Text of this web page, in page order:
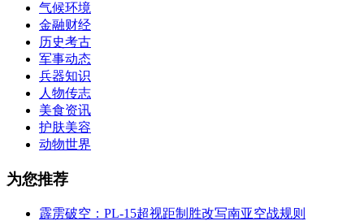
气候环境
金融财经
历史考古
军事动态
兵器知识
人物传志
美食资讯
护肤美容
动物世界
为您推荐
霹雳破空：PL-15超视距制胜改写南亚空战规则